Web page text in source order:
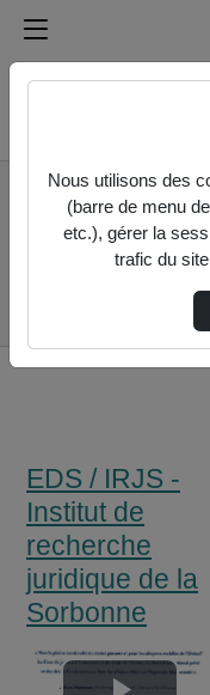
Rechercher
Accueil
EDS / IRJS - Institut
de recherche juridique
de la Sorbonne
EDS / IRJS -
Institut de
recherche
juridique de la
Sorbonne
Nous utilisons des
(barre de menu
etc.), gérer la
trafic du